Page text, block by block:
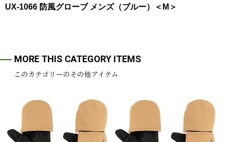
UX-1066 防風グローブ メンズ（ブルー）＜M＞
MORE THIS CATEGORY ITEMS
このカテゴリーのその他アイテム